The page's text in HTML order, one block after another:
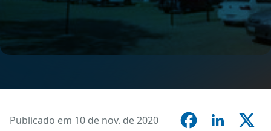
Publicado em 10 de nov. de 2020